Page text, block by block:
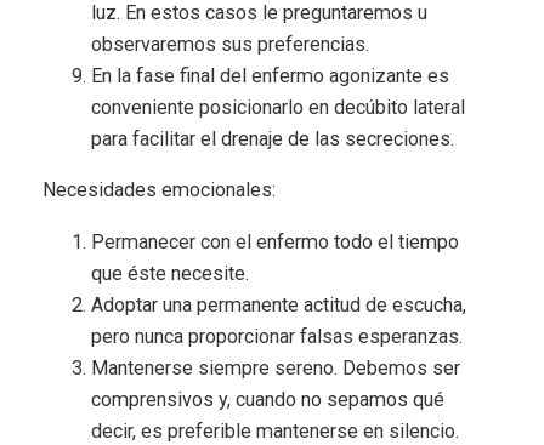
luz. En estos casos le preguntaremos u
observaremos sus preferencias.
En la fase final del enfermo agonizante es
conveniente posicionarlo en decúbito lateral
para facilitar el drenaje de las secreciones.
Necesidades emocionales:
Permanecer con el enfermo todo el tiempo
que éste necesite.
Adoptar una permanente actitud de escucha,
pero nunca proporcionar falsas esperanzas.
Mantenerse siempre sereno. Debemos ser
comprensivos y, cuando no sepamos qué
decir, es preferible mantenerse en silencio.